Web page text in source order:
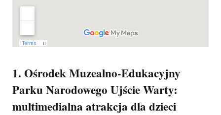
1. Ośrodek Muzealno-Edukacyjny
Parku Narodowego Ujście Warty:
multimedialna atrakcja dla dzieci